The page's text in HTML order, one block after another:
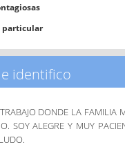
particular
identifico
DONDE LA FAMILIA
SOY ALEGRE Y MUY